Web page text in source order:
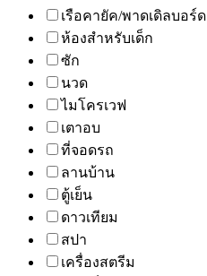
เรือคายัค/พาดเดิลบอร์ด
ห้องสำหรับเด็ก
ซัก
นวด
ไมโครเวฟ
เตาอบ
ที่จอดรถ
ลานบ้าน
ตู้เย็น
ดาวเทียม
สปา
เครื่องสตรีม